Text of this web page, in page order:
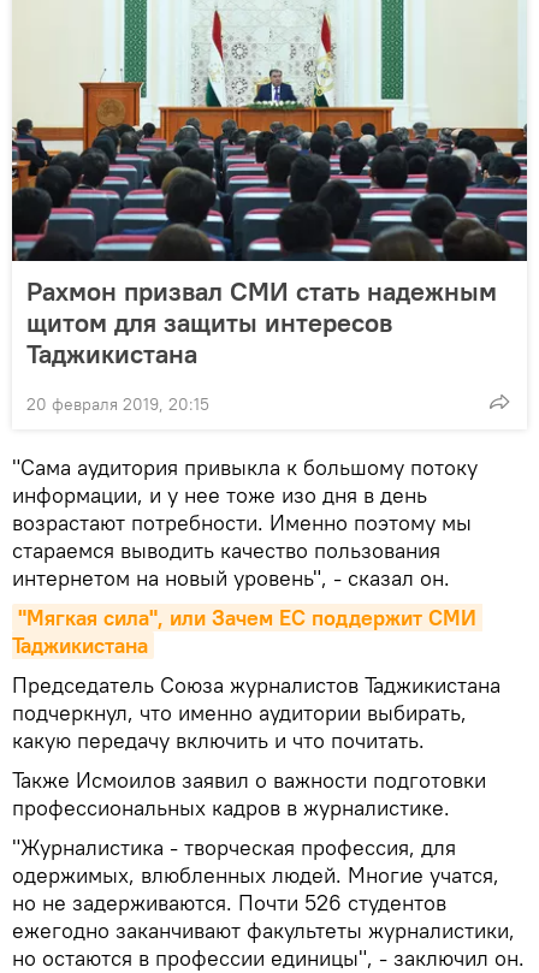
Рахмон призвал СМИ стать надежным
щитом для защиты интересов
Таджикистана
20 февраля 2019, 20:15
"Сама аудитория привыкла к большому потоку
информации, и у нее тоже изо дня в день
возрастают потребности. Именно поэтому мы
стараемся выводить качество пользования
интернетом на новый уровень", - сказал он.
"Мягкая сила", или Зачем ЕС поддержит СМИ
Таджикистана
Председатель Союза журналистов Таджикистана
подчеркнул, что именно аудитории выбирать,
какую передачу включить и что почитать.
Также Исмоилов заявил о важности подготовки
профессиональных кадров в журналистике.
"Журналистика - творческая профессия, для
одержимых, влюбленных людей. Многие учатся,
но не задерживаются. Почти 526 студентов
ежегодно заканчивают факультеты журналистики,
но остаются в профессии единицы", - заключил он.